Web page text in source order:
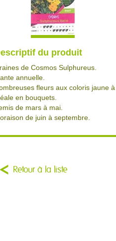
du produit
de Cosmos Sulphureus.
annuelle.
fleurs aux coloris jaune à
en bouquets.
de mars à mai.
de juin à septembre.
Retour à la liste